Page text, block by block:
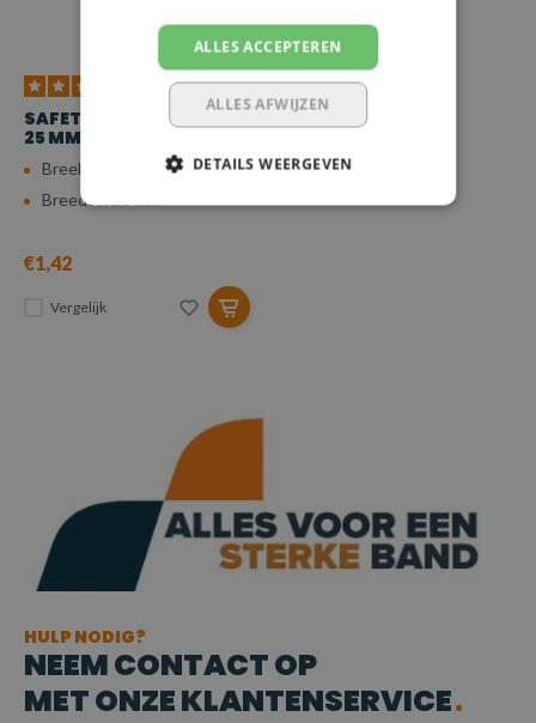
SAFETYLOAD KLEMGESP
25 MM, 750 KG
Breeksterkte: 7,5 kn
Breedte: 25 mm
€1,42
Vergelijk
HULP NODIG?
NEEM CONTACT OP
MET ONZE KLANTENSERVICE
ALLES ACCEPTEREN
ALLES AFWIJZEN
DETAILS WEERGEVEN